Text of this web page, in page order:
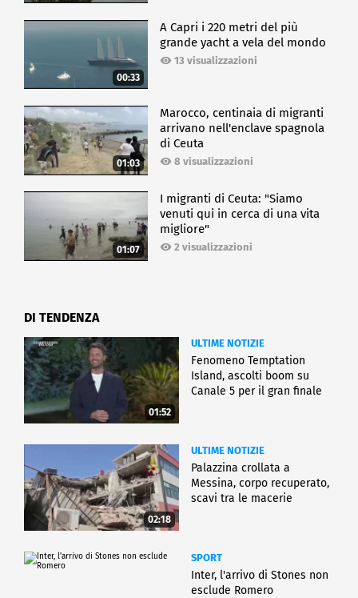
00:33
A Capri i 220 metri del più
grande yacht a vela del mondo
13 visualizzazioni
01:03
Marocco, centinaia di migranti
arrivano nell'enclave spagnola
di Ceuta
8 visualizzazioni
01:07
I migranti di Ceuta: "Siamo
venuti qui in cerca di una vita
migliore"
2 visualizzazioni
DI TENDENZA
01:52
ULTIME NOTIZIE
Fenomeno Temptation
Island, ascolti boom su
Canale 5 per il gran finale
02:18
ULTIME NOTIZIE
Palazzina crollata a
Messina, corpo recuperato,
scavi tra le macerie
SPORT
Inter, l'arrivo di Stones non
esclude Romero